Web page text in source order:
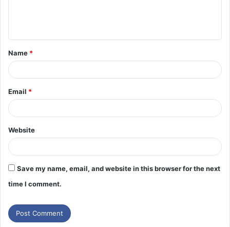
Name *
Email *
Website
Save my name, email, and website in this browser for the next
time I comment.